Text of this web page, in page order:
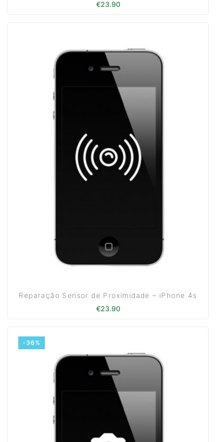
€23.90
Reparação Sensor de Proximidade – iPhone 4s
€23.90
-36%